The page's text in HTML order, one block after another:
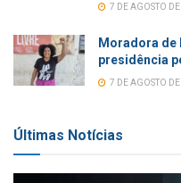
7 DE AGOSTO
Moradora de
presidência
7 DE AGOSTO
Últimas Notícias